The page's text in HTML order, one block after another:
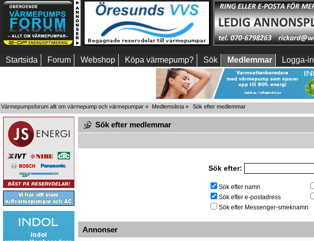
Startsida Forum Webshop Köpa värmepump? Sök Medlemmar Logga-in
Värmepumpsforum allt om värmepump och värmepumpar » Medlemslista » Sök efter medlemmar
Sök efter medlemmar
Sök efter:
Sök efter namn
Sök efter e-postadress
Sök efter Messenger-smeknamn
Annonser